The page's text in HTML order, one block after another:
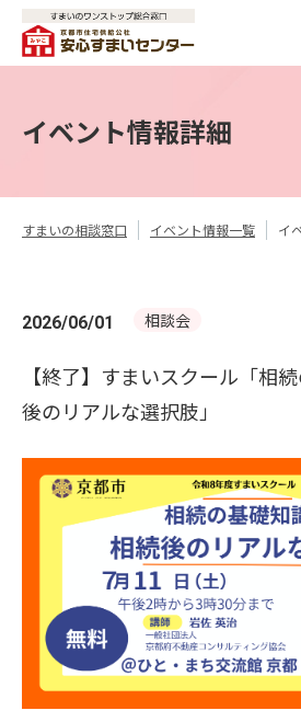
イベント情報詳細
すまいの相談窓口 イベント情報一覧 イ
2026/06/01 相談会
【終了】すまいスクール「相
後のリアルな選択肢」